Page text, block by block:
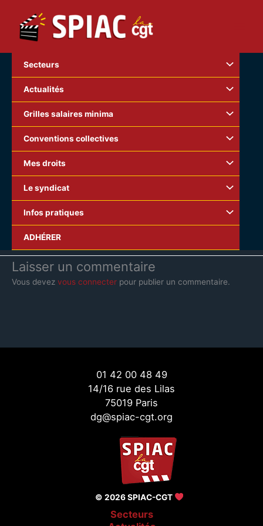
contenu
Secteurs
Actualités
Grilles salaires minima
Conventions collectives
Mes droits
Le syndicat
Infos pratiques
ADHÉRER
CONTENTS
Laisser un commentaire
Vous devez vous connecter pour publier un commentaire.
01 42 00 48 49
14/16 rue des Lilas
75019 Paris
dg@spiac-cgt.org
© 2026 SPIAC-CGT
Secteurs